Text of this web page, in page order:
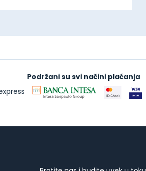
Podržani su svi načini plaćanja